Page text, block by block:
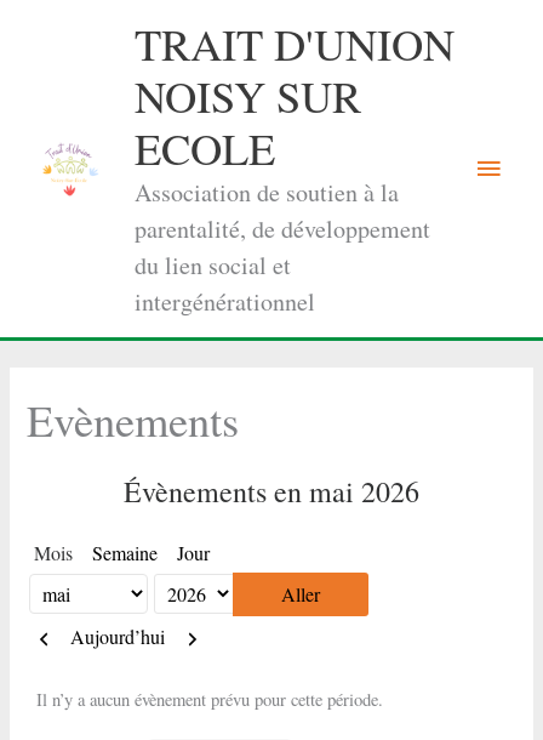
TRAIT D'UNION
NOISY SUR
ECOLE
Association de soutien à la
parentalité, de développement
du lien social et
intergénérationnel
Menu
Evènements
Évènements en mai 2026
Mois Semaine Jour
Mois
Année
Précédent
Aujourd’hui Suivant
Il n’y a aucun évènement prévu pour cette période.